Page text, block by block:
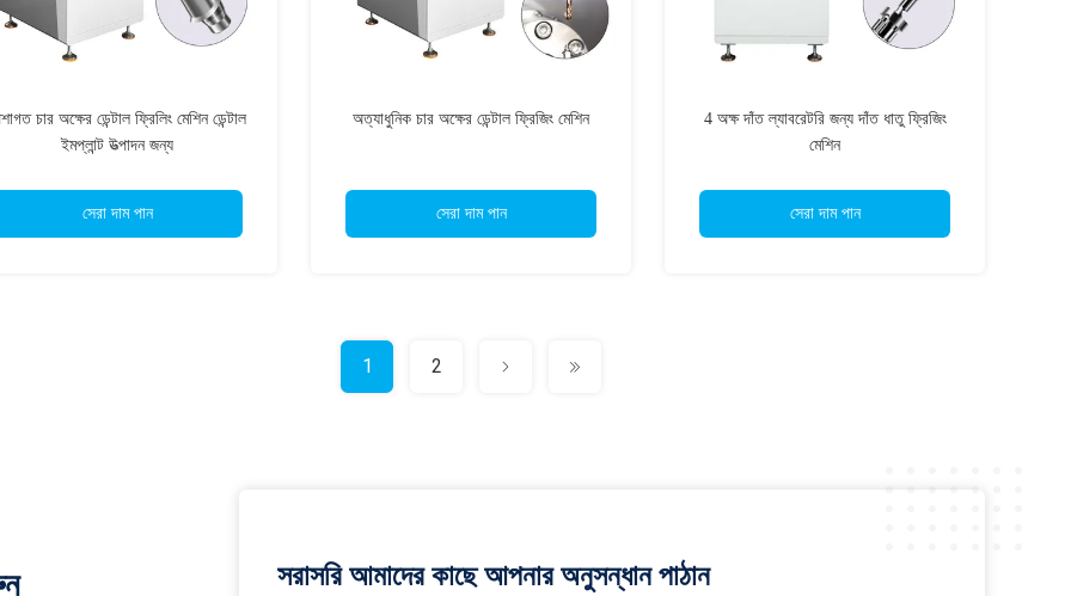
চার অক্ষের ডেন্টাল ফ্রিলিং মেশিন ডেন্টাল
ইমপ্লান্ট উত্পাদন জন্য
সেরা দাম পান
অত্যাধুনিক চার অক্ষের ডেন্টাল ফ্রিজিং মেশিন
সেরা দাম পান
4 অক্ষ দাঁত ল্যাবরেটরি জন্য দাঁত ধাতু ফ্রিজিং
মেশিন
সেরা দাম পান
1 2
সরাসরি আমাদের কাছে আপনার অনুসন্ধান পাঠান